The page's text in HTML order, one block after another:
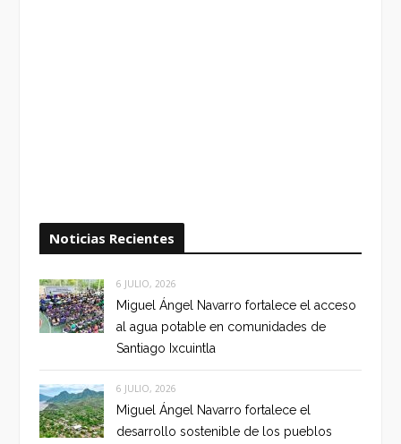
Noticias Recientes
6 JULIO, 2026
Miguel Ángel Navarro fortalece el acceso
al agua potable en comunidades de
Santiago Ixcuintla
6 JULIO, 2026
Miguel Ángel Navarro fortalece el
desarrollo sostenible de los pueblos